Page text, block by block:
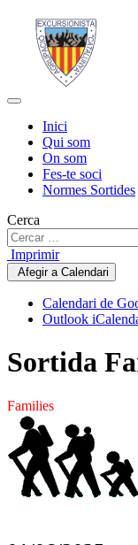
Inici
Qui som
On som
Fes-te soci
Normes Sortides
Cerca
Imprimir
Afegir a Calendari
Calendari de
Outlook
Sortida
Families